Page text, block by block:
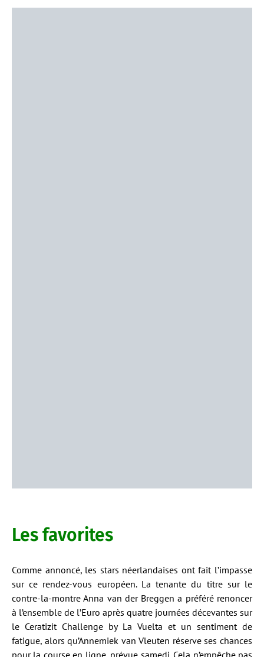
Les favorites
Comme annoncé, les stars néerlandaises ont fait l’impasse
sur ce rendez-vous européen. La tenante du titre sur le
contre-la-montre Anna van der Breggen a préféré renoncer
à l’ensemble de l’Euro après quatre journées décevantes sur
le Ceratizit Challenge by La Vuelta et un sentiment de
fatigue, alors qu’Annemiek van Vleuten réserve ses chances
pour la course en ligne, prévue samedi. Cela n’empêche pas